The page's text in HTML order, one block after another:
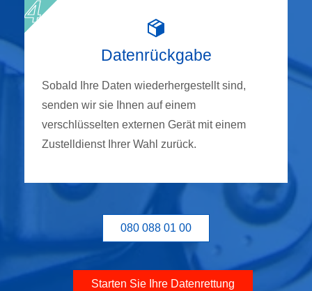
Datenrückgabe
Sobald Ihre Daten wiederhergestellt sind,
senden wir sie Ihnen auf einem
verschlüsselten externen Gerät mit einem
Zustelldienst Ihrer Wahl zurück.
080 088 01 00
Starten Sie Ihre Datenrettung